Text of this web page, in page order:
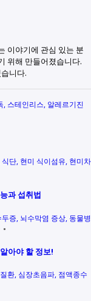
이야기에 관심 있는 분
위해 만들어졌습니다.
니다.
스테인리스 알레르기진
식단 현미 식이섬유 현미차
과 섭취법
두증 뇌수막염 증상 동물병
아야 할 정보!
환 심장초음파 점액종수